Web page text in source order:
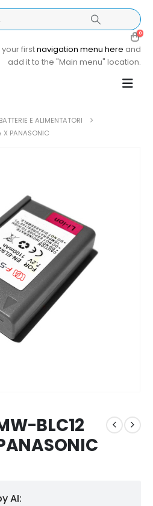
0
firstnavigation menu here and
add it to the "Main menu" location.
BATTERIE E ALIMENTATORI
X PANASONIC
BLC12
AI: